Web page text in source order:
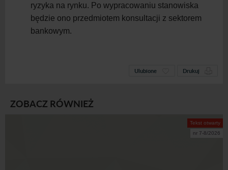
ryzyka na rynku. Po wypracowaniu stanowiska
będzie ono przedmiotem konsultacji z sektorem
bankowym.
Ulubione Drukuj
ZOBACZ RÓWNIEŻ
Tekst otwarty
nr 7-8/2026